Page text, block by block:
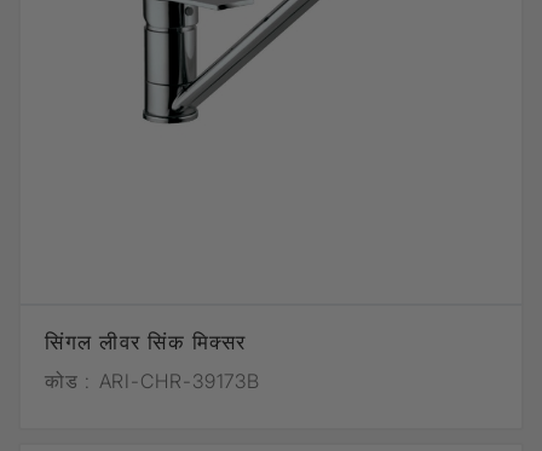
सिंगल लीवर सिंक मिक्सर
कोड : ARI-CHR-39173B